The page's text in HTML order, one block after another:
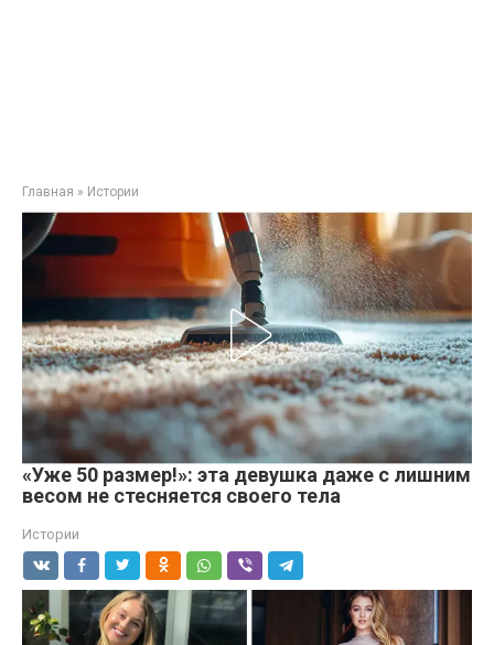
Главная » Истории
«Уже 50 размер!»: эта девушка даже с лишним
весом не стесняется своего тела
Истории